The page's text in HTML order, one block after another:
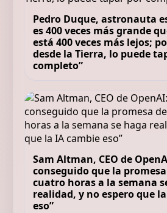
Pedro Duque, astronauta
es 400 veces más grande
está 400 veces más lejos;
desde la Tierra, lo puede
completo”
Sam Altman, CEO de
conseguido que la
cuatro horas a la semana
realidad, y no espero que
eso”